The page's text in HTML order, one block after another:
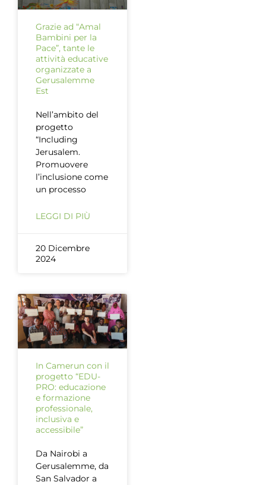
Grazie ad “Amal
Bambini per la
Pace”, tante le
attività educative
organizzate a
Gerusalemme
Est
Nell’ambito del
progetto
“Including
Jerusalem.
Promuovere
l’inclusione come
un processo
LEGGI DI PIÙ
20 Dicembre
2024
In Camerun con il
progetto “EDU-
PRO: educazione
e formazione
professionale,
inclusiva e
accessibile”
Da Nairobi a
Gerusalemme, da
San Salvador a